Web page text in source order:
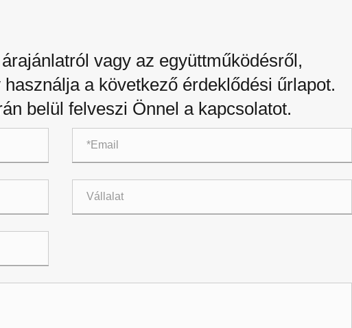
vagy az együttműködésről,
a következő érdeklődési űrlapot.
belül felveszi Önnel a kapcsolatot.